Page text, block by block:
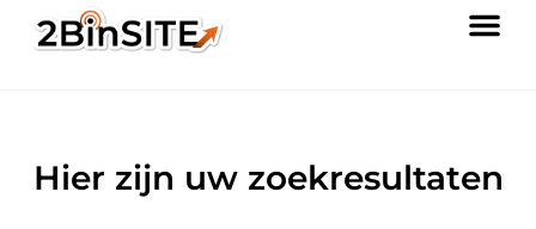
Hier zijn uw zoekresultaten